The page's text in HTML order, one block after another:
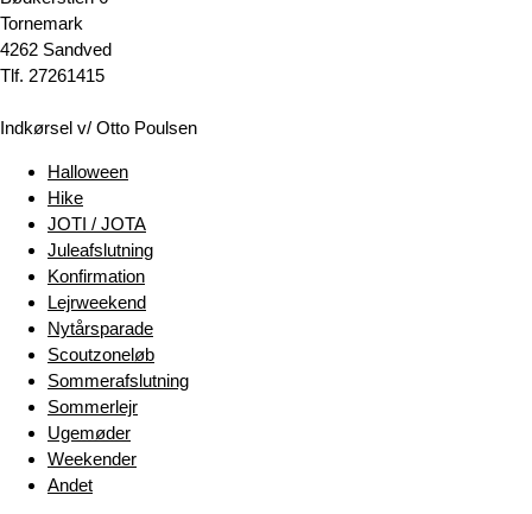
Tornemark
4262 Sandved
Tlf. 27261415
Indkørsel v/ Otto Poulsen
Halloween
Hike
JOTI / JOTA
Juleafslutning
Konfirmation
Lejrweekend
Nytårsparade
Scoutzoneløb
Sommerafslutning
Sommerlejr
Ugemøder
Weekender
Andet